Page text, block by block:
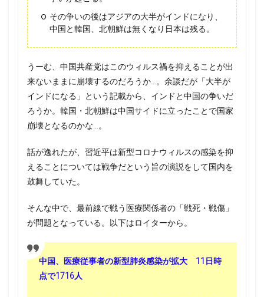
その争いの後はアジアの大半がインドになり、
中国と韓国、北朝鮮は無くなり日本は残る。
うーむ、中国共産党はこのウィルス禍を抑えることが出
来ないままに崩壊するのだろうか…。余談だが「大半が
インドになる」という記載から、インドと中国の争いだ
ろうか。韓国・北朝鮮は中国サイドに立ったことで国家
崩壊となるのかな…。
話が逸れたが、習近平は新型コロナウィルスの感染を抑
えることについては戦争だという旨の演説をして国内を
鼓舞していた。
そんな中で、最前線で戦う医療関係者の「戦死・戦傷」
が問題となっている。以下はロイターから。
中国、医療従事者の新型肺炎感染が拡大 11日時
点で1716人